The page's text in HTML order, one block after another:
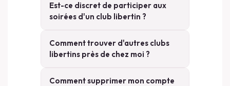
Est-ce discret de participer aux
soirées d'un club libertin ?
Comment trouver d'autres clubs
libertins près de chez moi ?
Comment supprimer mon compte